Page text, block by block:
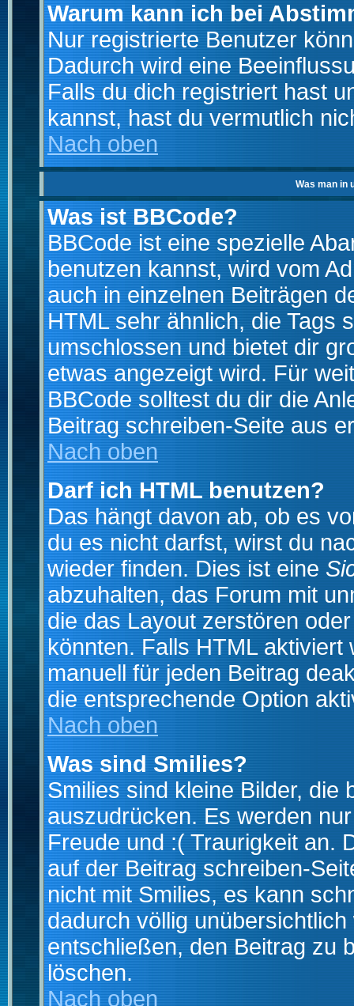
Warum kann ich bei
Nur registrierte Benutzer
Dadurch wird eine
Falls du dich registriert hast
kannst, hast du vermutlich
Nach oben
Was man in
Was ist BBCode?
BBCode ist eine spezielle
benutzen kannst, wird vom
auch in einzelnen Beiträgen
HTML sehr ähnlich, die Tags
umschlossen und bietet dir
etwas angezeigt wird. Für
BBCode solltest du dir die
Beitrag schreiben-Seite aus
Nach oben
Darf ich HTML benutzen?
Das hängt davon ab, ob es
du es nicht darfst, wirst du
wieder finden. Dies ist eine
abzuhalten, das Forum mit
die das Layout zerstören
könnten. Falls HTML
manuell für jeden Beitrag
die entsprechende Option
Nach oben
Was sind Smilies?
Smilies sind kleine Bilder, die
auszudrücken. Es werden
Freude und :( Traurigkeit an.
auf der Beitrag schreiben-
nicht mit Smilies, es kann
dadurch völlig
entschließen, den Beitrag zu
löschen.
Nach oben